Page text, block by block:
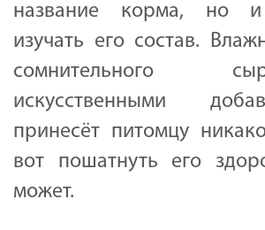
название корма, но и
изучать его состав.
сомнительного
искусственными
принесёт питомцу
вот пошатнуть его
может.